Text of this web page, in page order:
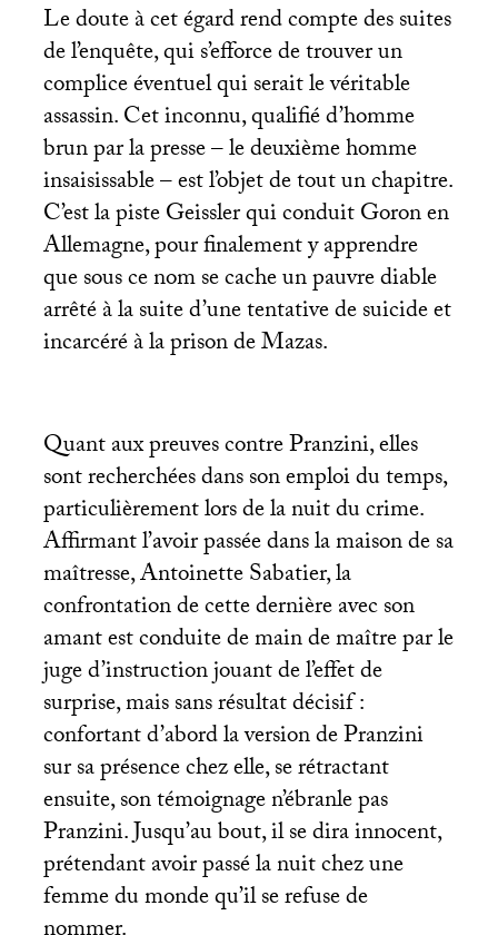
Le doute à cet égard rend compte des suites
de l’enquête, qui s’efforce de trouver un
complice éventuel qui serait le véritable
assassin. Cet inconnu, qualifié d’homme
brun par la presse – le deuxième homme
insaisissable – est l’objet de tout un chapitre.
C’est la piste Geissler qui conduit Goron en
Allemagne, pour finalement y apprendre
que sous ce nom se cache un pauvre diable
arrêté à la suite d’une tentative de suicide et
incarcéré à la prison de Mazas.
Quant aux preuves contre Pranzini, elles
sont recherchées dans son emploi du temps,
particulièrement lors de la nuit du crime.
Affirmant l’avoir passée dans la maison de sa
maîtresse, Antoinette Sabatier, la
confrontation de cette dernière avec son
amant est conduite de main de maître par le
juge d’instruction jouant de l’effet de
surprise, mais sans résultat décisif :
confortant d’abord la version de Pranzini
sur sa présence chez elle, se rétractant
ensuite, son témoignage n’ébranle pas
Pranzini. Jusqu’au bout, il se dira innocent,
prétendant avoir passé la nuit chez une
femme du monde qu’il se refuse de